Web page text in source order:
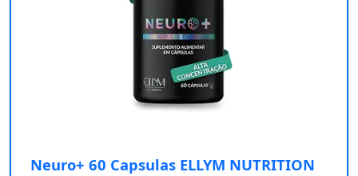
Neuro+ 60 Capsulas ELLYM NUTRITION